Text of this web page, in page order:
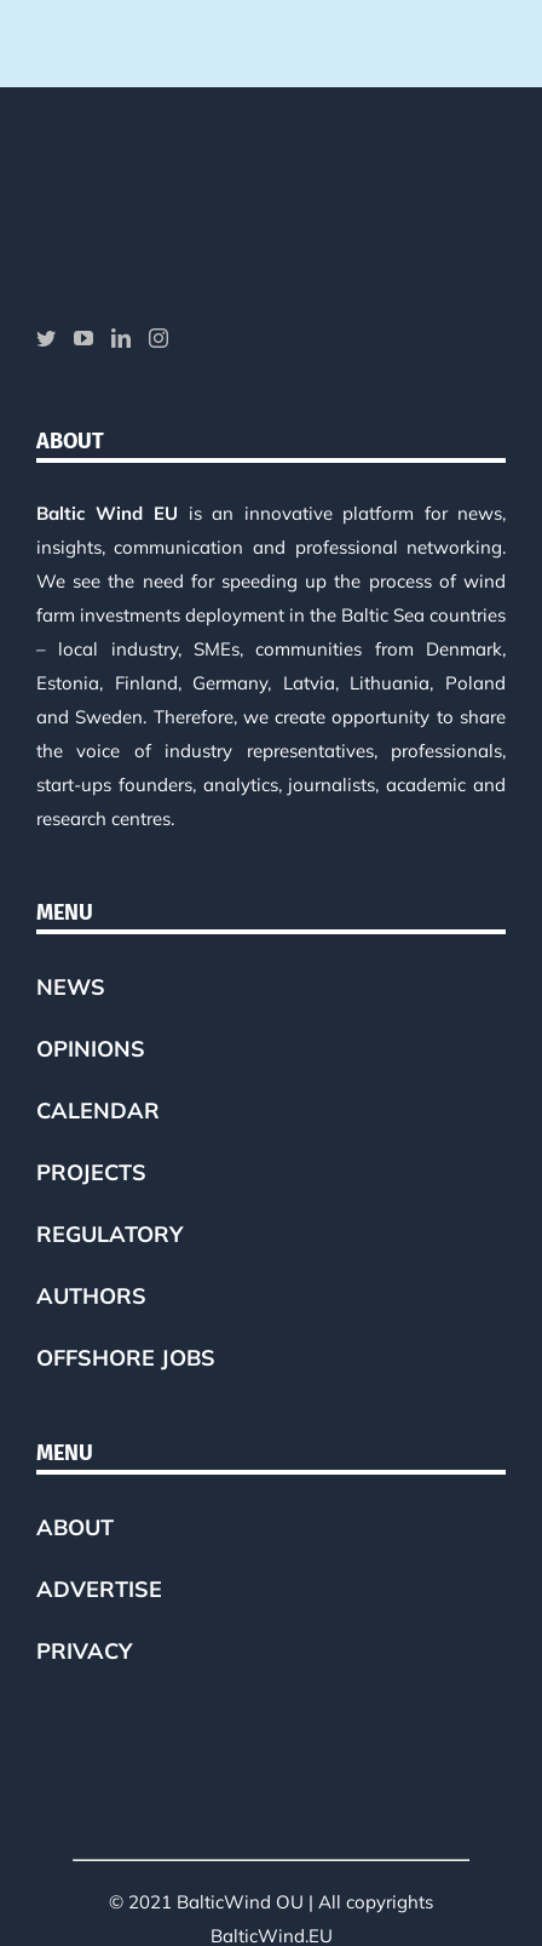
ABOUT
Baltic Wind EU is an innovative platform for news,
insights, communication and professional networking.
We see the need for speeding up the process of wind
farm investments deployment in the Baltic Sea countries
– local industry, SMEs, communities from Denmark,
Estonia, Finland, Germany, Latvia, Lithuania, Poland
and Sweden. Therefore, we create opportunity to share
the voice of industry representatives, professionals,
start-ups founders, analytics, journalists, academic and
research centres.
MENU
NEWS
OPINIONS
CALENDAR
PROJECTS
REGULATORY
AUTHORS
OFFSHORE JOBS
MENU
ABOUT
ADVERTISE
PRIVACY
© 2021 BalticWind OU | All copyrights
BalticWind.EU